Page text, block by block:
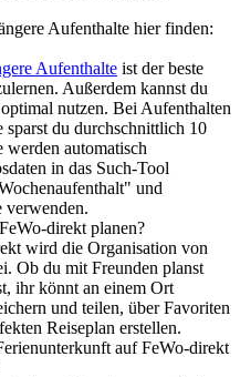
Aufenthalte hier finden:
Aufenthalte ist der beste
Außerdem kannst du
nutzen. Bei Aufenthalten
du durchschnittlich 10
automatisch
in das Such-Tool
und
verwenden.
direkt planen?
wird die Organisation von
Ob du mit Freunden planst
ihr könnt an einem Ort
und teilen, über Favoriten
Reiseplan erstellen.
auf FeWo-direkt